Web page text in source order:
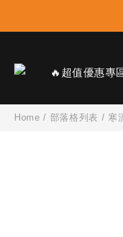
🔥超值優惠專
Home / 部落格列表 /寒